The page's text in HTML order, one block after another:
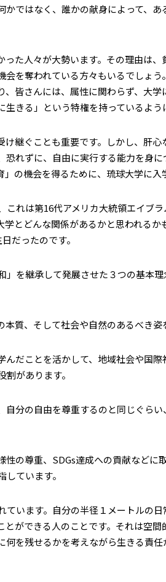
ではなく、誰かの献身によって、
た人々が大勢います。その理由は
を奪われている方々もいるでしょ
皆さんには、属性に関わらず、大
きる」という特権を持っているよう
継ぐことも重要です。しかし、肝
れずに、自由に実行する能力を身
の機会を得るために、琉球大学に入
れは第16代アメリカ大統領エイブ
とどんな関係があるかと思われる
だったのです。
を継承して発展させた３つの基本
質、そして社会や自然のあるべき姿
だことを活かして、地域社会や国
があります。
分の自由を尊重するのと同じぐら
の尊重、SDGs達成への貢献など
ています。
います。自分の半径１メートルの
ができる人のことです。それは空
を残せるかを考えながら生きる責